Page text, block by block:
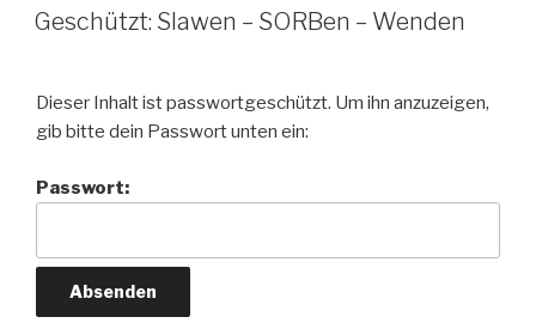
AM
Geschützt: Slawen – SORBen – Wenden
Dieser Inhalt ist passwortgeschützt. Um ihn anzuzeigen,
gib bitte dein Passwort unten ein:
Passwort: